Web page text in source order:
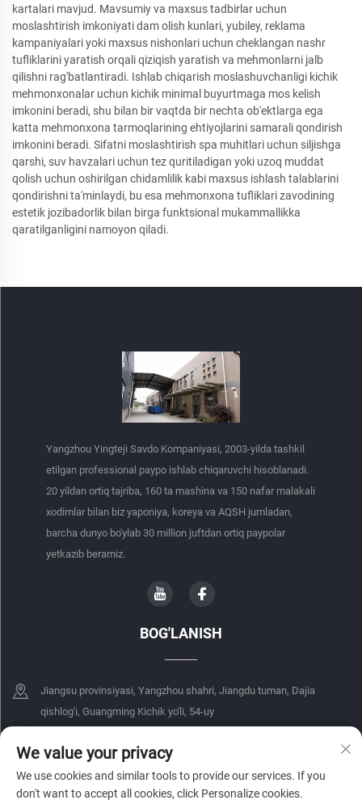
kartalari mavjud. Mavsumiy va maxsus tadbirlar uchun
moslashtirish imkoniyati dam olish kunlari, yubiley, reklama
kampaniyalari yoki maxsus nishonlari uchun cheklangan nashr
tufliklarini yaratish orqali qiziqish yaratish va mehmonlarni jalb
qilishni rag'batlantiradi. Ishlab chiqarish moslashuvchanligi kichik
mehmonxonalar uchun kichik minimal buyurtmaga mos kelish
imkonini beradi, shu bilan bir vaqtda bir nechta ob'ektlarga ega
katta mehmonxona tarmoqlarining ehtiyojlarini samarali qondirish
imkonini beradi. Sifatni moslashtirish spa muhitlari uchun siljishga
qarshi, suv havzalari uchun tez quritiladigan yoki uzoq muddat
qolish uchun oshirilgan chidamlilik kabi maxsus ishlash talablarini
qondirishni ta'minlaydi, bu esa mehmonxona tufliklari zavodining
estetik jozibadorlik bilan birga funktsional mukammallikka
qaratilganligini namoyon qiladi.
Yangzhou Yingteji Savdo Kompaniyasi, 2003-yilda tashkil
etilgan professional paypo ishlab chiqaruvchi hisoblanadi.
20 yildan ortiq tajriba, 160 ta mashina va 150 nafar malakali
xodimlar bilan biz yaponiya, koreya va AQSH jumladan,
barcha dunyo bo'ylab 30 million juftdan ortiq paypolar
yetkazib beramiz.
BOG'LANISH
Jiangsu provinsiyasi, Yangzhou shahri, Jiangdu tuman, Dajia
qishlog'i, Guangming Kichik yo'li, 54-uy
+86-18068849339
[email protected]
We value your privacy
We use cookies and similar tools to provide our services. If you
don't want to accept all cookies, click Personalize cookies.